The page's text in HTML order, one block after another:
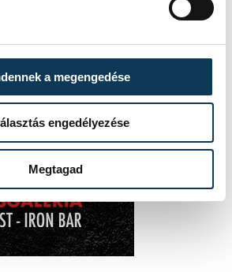
a megengedése
engedélyezése
Megtagad